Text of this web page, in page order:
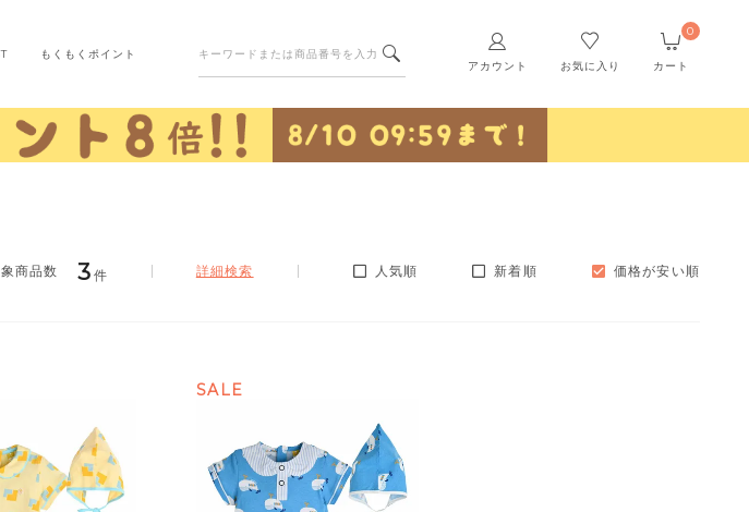
アカウント お気に入り カート
0
もくもくポイント
人気順 新着順 価格が安い順
3 件 詳細検索
SALE